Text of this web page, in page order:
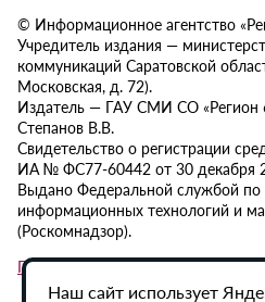
© Информационное агентство
Учредитель издания —
коммуникаций Саратовской
Московская, д. 72).
Издатель — ГАУ СМИ СО «Регион
Степанов В.В.
Свидетельство о регистрации
ИА № ФС77-60442 от 30 декабря
Выдано Федеральной службой по
информационных технологий и
(Роскомнадзор).
Политика в отношении
Наш сайт использует